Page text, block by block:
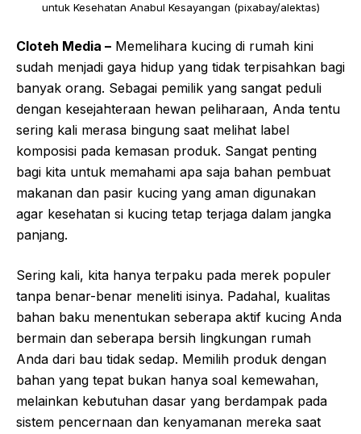
untuk Kesehatan Anabul Kesayangan (pixabay/alektas)
Cloteh Media – Memelihara kucing di rumah kini
sudah menjadi gaya hidup yang tidak terpisahkan bagi
banyak orang. Sebagai pemilik yang sangat peduli
dengan kesejahteraan hewan peliharaan, Anda tentu
sering kali merasa bingung saat melihat label
komposisi pada kemasan produk. Sangat penting
bagi kita untuk memahami apa saja bahan pembuat
makanan dan pasir kucing yang aman digunakan
agar kesehatan si kucing tetap terjaga dalam jangka
panjang.
Sering kali, kita hanya terpaku pada merek populer
tanpa benar-benar meneliti isinya. Padahal, kualitas
bahan baku menentukan seberapa aktif kucing Anda
bermain dan seberapa bersih lingkungan rumah
Anda dari bau tidak sedap. Memilih produk dengan
bahan yang tepat bukan hanya soal kemewahan,
melainkan kebutuhan dasar yang berdampak pada
sistem pencernaan dan kenyamanan mereka saat